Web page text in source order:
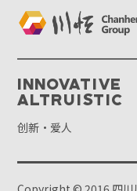
Innovative
Altruistic
创新·爱人